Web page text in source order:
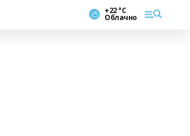
+22 °С
Облачно